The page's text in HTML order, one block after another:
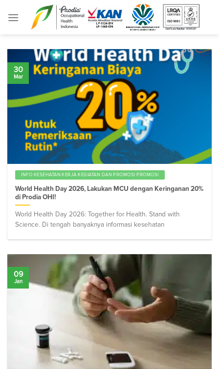
INFO KESEHATAN KERJA KEGIATAN DAN PROMOSI PROMOSI
World Health Day 2026, Lakukan MCU dengan Keringanan 20%
di Prodia OHI!
World Health Day 2026: Together for Health. Stand with
Science. Di tengah banyaknya informasi kesehatan
30
Mar
09
Jan